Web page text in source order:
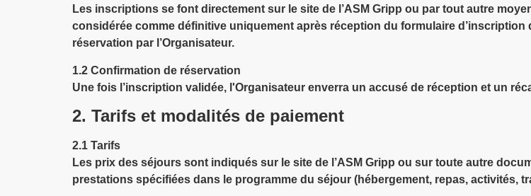
Les inscriptions se font directement sur le site de l’ASM Gripp ou par tout autre
considérée comme définitive uniquement après réception du formulaire
réservation par l’Organisateur.
1.2 Confirmation de réservation
Une fois l’inscription validée, l'Organisateur enverra un accusé de réception et un
2. Tarifs et modalités de paiement
2.1 Tarifs
Les prix des séjours sont indiqués sur le site de l’ASM Gripp ou sur toute autre
prestations spécifiées dans le programme du séjour (hébergement, repas, activités,